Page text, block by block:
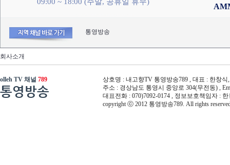
통영방송
회사소개
olleh TV 채널 789
통영방송
상호명 : 내고향TV 통영방송789 , 대표 : 한창식
주소 : 경상남도 통영시 중앙로 304(무전동) ,
대표전화 : 070)7092-0174 , 정보보호책임자 :
copyright ⓒ 2012 통영방송789. All rights